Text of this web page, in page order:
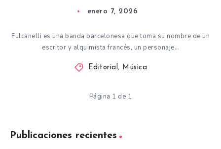
enero 7, 2026
Fulcanelli es una banda barcelonesa que toma su nombre de un
escritor y alquimista francés, un personaje…
Editorial, Música
Página 1 de 1
Publicaciones recientes